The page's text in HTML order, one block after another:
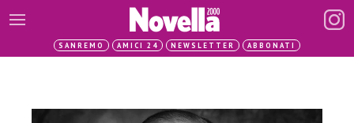
SANREMO AMICI 24 NEWSLETTER ABBONATI